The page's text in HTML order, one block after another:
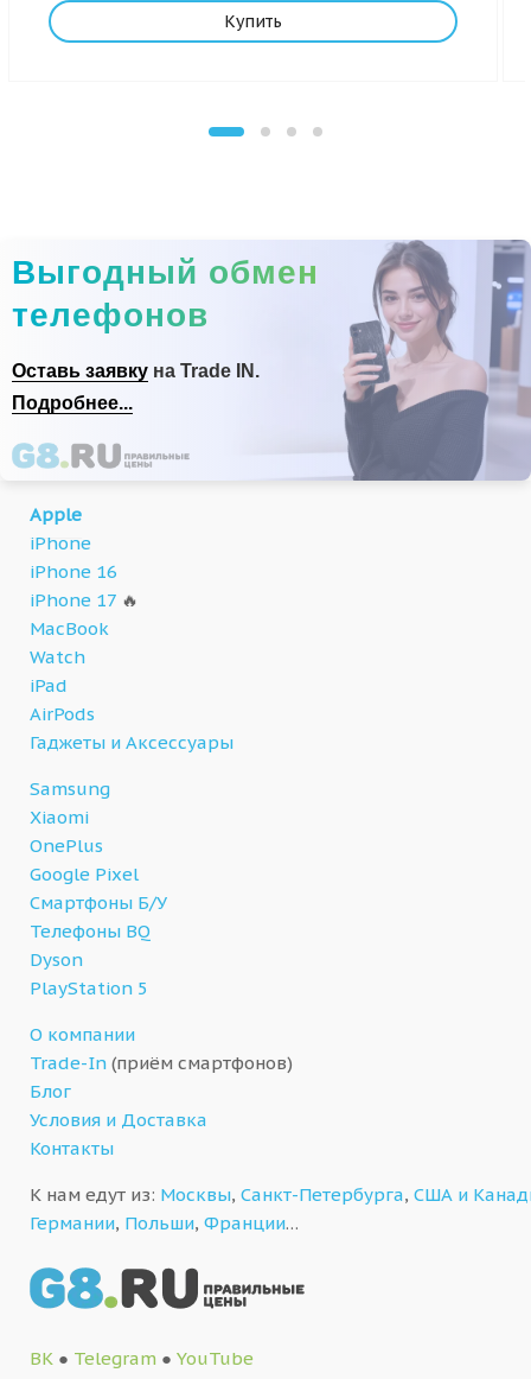
Купить
Выгодный обмен
телефонов
Оставь заявку на Trade IN.
Подробнее...
Apple
iPhone
iPhone 16
iPhone 17 🔥
MacBook
Watch
iPad
AirPods
Гаджеты и Аксессуары
Samsung
Xiaomi
OnePlus
Google Pixel
Смартфоны Б/У
Телефоны BQ
Dyson
PlayStation 5
О компании
Trade-In (приём смартфонов)
Блог
Условия и Доставка
Контакты
К нам едут из: Москвы, Санкт-Петербурга, США и
Германии, Польши, Франции…
ВК ● Telegram ● YouTube